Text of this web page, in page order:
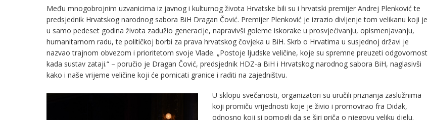
Među mnogobrojnim uzvanicima iz javnog i kulturnog života Hrvatske bili su i hrvatski premijer Andrej Plenković te
predsjednik Hrvatskog narodnog sabora BiH Dragan Čović. Premijer Plenković je izrazio divljenje tom velikanu koji je
u samo pedeset godina života zadužio generacije, napravivši goleme iskorake u prosvjećivanju, opismenjavanju,
humanitarnom radu, te političkoj borbi za prava hrvatskog čovjeka u BiH. Skrb o Hrvatima u susjednoj državi je
nazvao trajnom obvezom i prioritetom svoje Vlade. „Postoje ljudske veličine, koje su spremne preuzeti odgovornost
kada sustav zataji.“ – poručio je Dragan Čović, predsjednik HDZ-a BiH i Hrvatskog narodnog sabora BiH, naglasivši
kako i naše vrijeme veličine koji će pomicati granice i raditi na zajedništvu.
U sklopu svečanosti, organizatori su uručili priznanja zaslužnima
koji promiču vrijednosti koje je živio i promovirao fra Didak,
odnosno koji si pomogli da se širi priča o njegovu veliku djelu.